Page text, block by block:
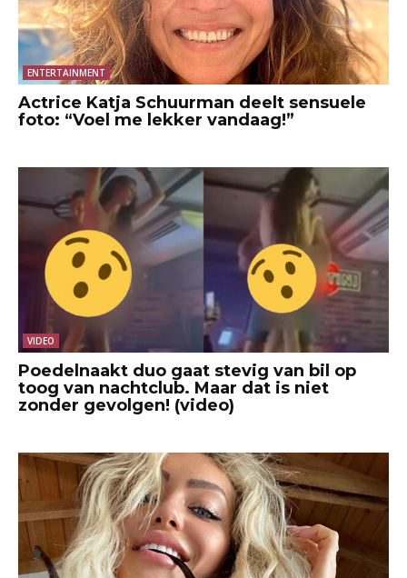
ENTERTAINMENT
Actrice Katja Schuurman deelt sensuele
foto: “Voel me lekker vandaag!”
VIDEO
Poedelnaakt duo gaat stevig van bil op
toog van nachtclub. Maar dat is niet
zonder gevolgen! (video)